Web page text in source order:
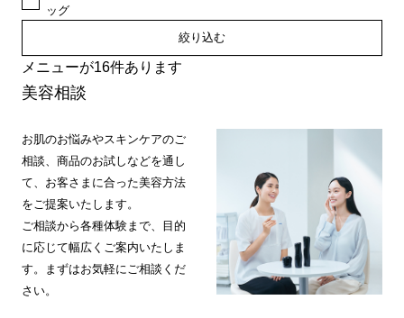
ッグ
絞り込む
メニューが16件あります
美容相談
お肌のお悩みやスキンケアのご
相談、商品のお試しなどを通し
て、お客さまに合った美容方法
をご提案いたします。
ご相談から各種体験まで、目的
に応じて幅広くご案内いたしま
す。まずはお気軽にご相談くだ
さい。